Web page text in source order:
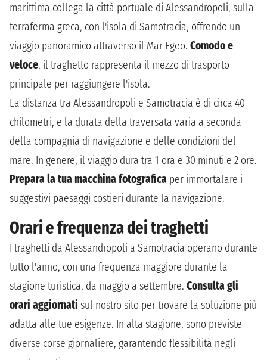
marittima collega la città portuale di Alessandropoli, sulla
terraferma greca, con l'isola di Samotracia, offrendo un
viaggio panoramico attraverso il Mar Egeo. Comodo e
veloce, il traghetto rappresenta il mezzo di trasporto
principale per raggiungere l'isola.
La distanza tra Alessandropoli e Samotracia è di circa 40
chilometri, e la durata della traversata varia a seconda
della compagnia di navigazione e delle condizioni del
mare. In genere, il viaggio dura tra 1 ora e 30 minuti e 2 ore.
Prepara la tua macchina fotografica per immortalare i
suggestivi paesaggi costieri durante la navigazione.
Orari e frequenza dei traghetti
I traghetti da Alessandropoli a Samotracia operano durante
tutto l'anno, con una frequenza maggiore durante la
stagione turistica, da maggio a settembre. Consulta gli
orari aggiornati sul nostro sito per trovare la soluzione più
adatta alle tue esigenze. In alta stagione, sono previste
diverse corse giornaliere, garantendo flessibilità negli